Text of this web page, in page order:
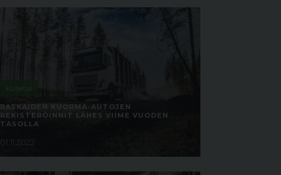
Kuljetus
RASKAIDEN KUORMA-AUTOJEN
REKISTERÖINNIT LÄHES VIIME VUODEN
TASOLLA
01.11.2022